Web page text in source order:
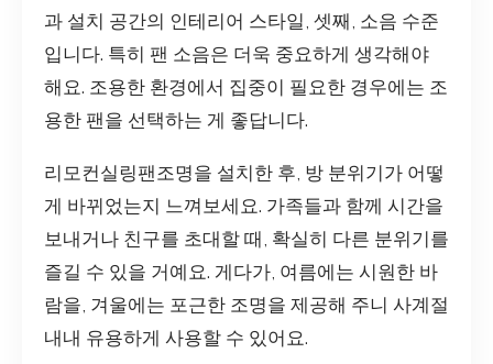
과 설치 공간의 인테리어 스타일, 셋째, 소음 수준
입니다. 특히 팬 소음은 더욱 중요하게 생각해야
해요. 조용한 환경에서 집중이 필요한 경우에는 조
용한 팬을 선택하는 게 좋답니다.
리모컨실링팬조명을 설치한 후, 방 분위기가 어떻
게 바뀌었는지 느껴보세요. 가족들과 함께 시간을
보내거나 친구를 초대할 때, 확실히 다른 분위기를
즐길 수 있을 거예요. 게다가, 여름에는 시원한 바
람을, 겨울에는 포근한 조명을 제공해 주니 사계절
내내 유용하게 사용할 수 있어요.